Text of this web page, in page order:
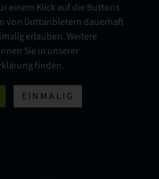
einem Klick auf die Buttons
von Drittanbietern dauerhaft
erlauben. Weitere
Sie in unserer
finden.
EINMALIG